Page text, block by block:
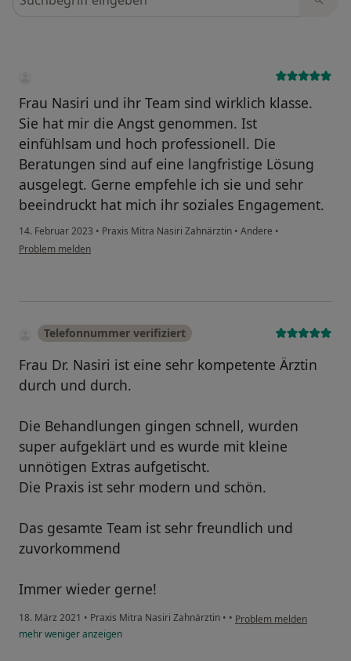
Frau Nasiri und ihr Team sind wirklich klasse.
Sie hat mir die Angst genommen. Ist
einfühlsam und hoch professionell. Die
Beratungen sind auf eine langfristige Lösung
ausgelegt. Gerne empfehle ich sie und sehr
beeindruckt hat mich ihr soziales Engagement.
14. Februar 2023 • Praxis Mitra Nasiri Zahnärztin • Andere •
Problem melden
Telefonnummer verifiziert
Frau Dr. Nasiri ist eine sehr kompetente Ärztin
durch und durch.
Die Behandlungen gingen schnell, wurden
super aufgeklärt und es wurde mit kleine
unnötigen Extras aufgetischt.
Die Praxis ist sehr modern und schön.
Das gesamte Team ist sehr freundlich und
zuvorkommend
Immer wieder gerne!
18. März 2021 • Praxis Mitra Nasiri Zahnärztin • • Problem melden
mehrwenigeranzeigen